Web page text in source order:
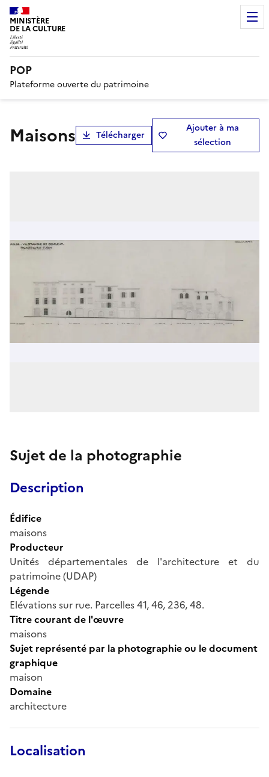
MINISTÈRE
DE LA CULTURE
POP
Plateforme ouverte du patrimoine
maisons Télécharger
Ajouter à ma
sélection
Sujet de la photographie
Description
Édifice
maisons
Producteur
Unités départementales de l'architecture et du
patrimoine (UDAP)
Légende
Elévations sur rue. Parcelles 41, 46, 236, 48.
Titre courant de l'œuvre
maisons
Sujet représenté par la photographie ou le document
graphique
maison
Domaine
architecture
Localisation